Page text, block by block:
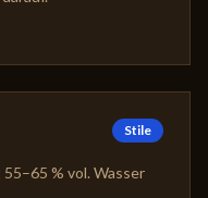
Stile
% vol. Wasser